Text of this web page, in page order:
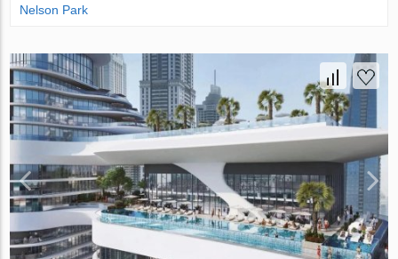
Nelson Park